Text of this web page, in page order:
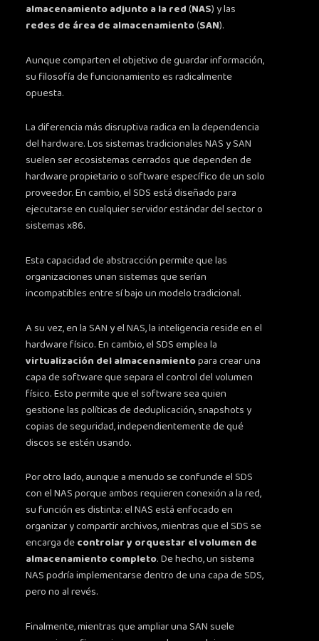
almacenamiento adjunto a la red(NAS) y las
redes de área de almacenamiento(SAN).
Aunque comparten el objetivo de guardar información,
su filosofía de funcionamiento es radicalmente
opuesta.
La diferencia más disruptiva radica en la dependencia
del hardware. Los sistemas tradicionales NAS y SAN
suelen ser ecosistemas cerrados que dependen de
hardware propietario o software específico de un solo
proveedor. En cambio, el SDS está diseñado para
ejecutarse en cualquier servidor estándar del sector o
sistemas x86.
Esta capacidad de abstracción permite que las
organizaciones unan sistemas que serían
incompatibles entre sí bajo un modelo tradicional.
A su vez, en la SAN y el NAS, la inteligencia reside en el
hardware físico. En cambio, el SDS emplea la
virtualización del almacenamientopara crear una
capa de software que separa el control del volumen
físico. Esto permite que el software sea quien
gestione las políticas de deduplicación, snapshots y
copias de seguridad, independientemente de qué
discos se estén usando.
Por otro lado, aunque a menudo se confunde el SDS
con el NAS porque ambos requieren conexión a la red,
su función es distinta: el NAS está enfocado en
organizar y compartir archivos, mientras que el SDS se
encarga decontrolar y orquestar el volumen de
almacenamiento completo. De hecho, un sistema
NAS podría implementarse dentro de una capa de SDS,
pero no al revés.
Finalmente, mientras que ampliar una SAN suele